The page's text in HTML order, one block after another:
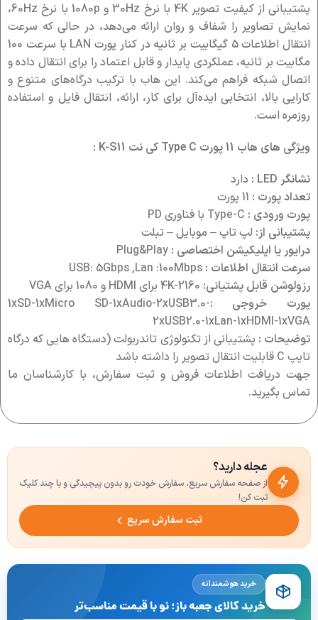
پشتیبانی از کیفیت تصویر 4K با نرخ 30Hz و 1080p با نرخ 60Hz،
نمایش تصاویر را شفاف و روان ارائه می‌دهد، در حالی که سرعت
انتقال اطلاعات 5 گیگابیت بر ثانیه در کنار پورت LAN با سرعت 100
مگابیت بر ثانیه، عملکردی پایدار و قابل اعتماد را برای انتقال داده و
اتصال شبکه فراهم می‌کند. این هاب با ترکیب درگاه‌های متنوع و
کارایی بالا، انتخابی ایده‌آل برای کار، ارائه، انتقال فایل و استفاده
روزمره است.
ویژگی های هاب 11 پورت Type C کی نت K-S11 :
نشانگر LED :
دارد
تعداد پورت : 11 پورت
پورت ورودی :
پشتیبانی از: لپ تاپ – موبایل – تبلت
درایور یا اپلیکیشن اختصاصی :
سرعت انتقال اطلاعات :
رزولوشن قابل پشتیانی:
پورت خروجی :1xSD-1xMicro SD-1xAudio-2xUSB3.0-
2xUSB2.0-1xLan-1xHDMI-1xVGA
توضیحات : پشتیبانی از تکنولوژی تاندربولت (دستگاه هایی که درگاه
تایپ C قابلیت انتقال تصویر را داشته باشد
جهت دریافت اطلاعات فروش و ثبت سفارش، با کارشناسان ما
تماس بگیرید.
عجله دارید؟
از صفحه سفارش سریع، سفارش خودت رو بدون پیچیدگی و با چند کلیک
ثبت کن!
ثبت سفارش سریع
خرید هوشمندانه
خرید کالای جعبه باز؛ نو با قیمت مناسب‌تر